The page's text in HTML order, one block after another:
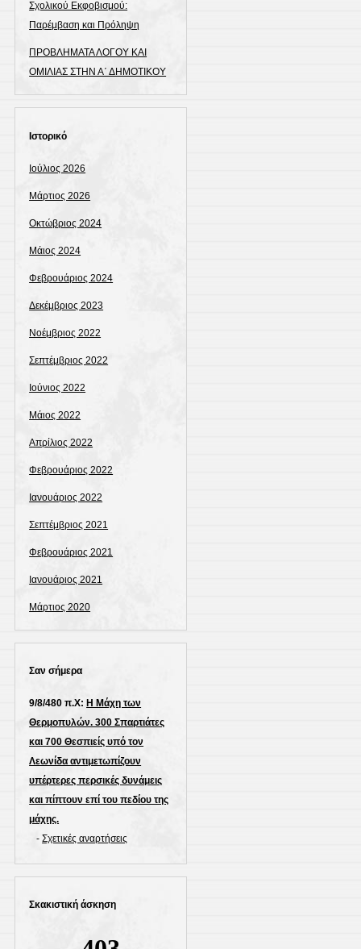
Σχολικού Εκφοβισμού:
Παρέμβαση και Πρόληψη
ΠΡΟΒΛΗΜΑΤΑ ΛΟΓΟΥ ΚΑΙ
ΟΜΙΛΙΑΣ ΣΤΗΝ Α΄ ΔΗΜΟΤΙΚΟΥ
Ιστορικό
Ιούλιος 2026
Μάρτιος 2026
Οκτώβριος 2024
Μάιος 2024
Φεβρουάριος 2024
Δεκέμβριος 2023
Νοέμβριος 2022
Σεπτέμβριος 2022
Ιούνιος 2022
Μάιος 2022
Απρίλιος 2022
Φεβρουάριος 2022
Ιανουάριος 2022
Σεπτέμβριος 2021
Φεβρουάριος 2021
Ιανουάριος 2021
Μάρτιος 2020
Σαν σήμερα
9/8/480 π.Χ: Η Μάχη των
Θερμοπυλών. 300 Σπαρτιάτες
και 700 Θεσπιείς υπό τον
Λεωνίδα αντιμετωπίζουν
υπέρτερες περσικές δυνάμεις
και πίπτουν επί του πεδίου της
μάχης.
-Σχετικές αναρτήσεις
Σκακιστική άσκηση